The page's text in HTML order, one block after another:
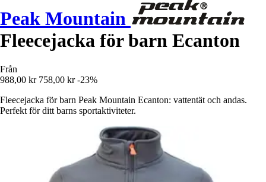
Peak Mountain
Fleecejacka för barn Ecanton
Från
988,00 kr 758,00 kr -23%
Fleecejacka för barn Peak Mountain Ecanton: vattentät och andas.
Perfekt för ditt barns sportaktiviteter.